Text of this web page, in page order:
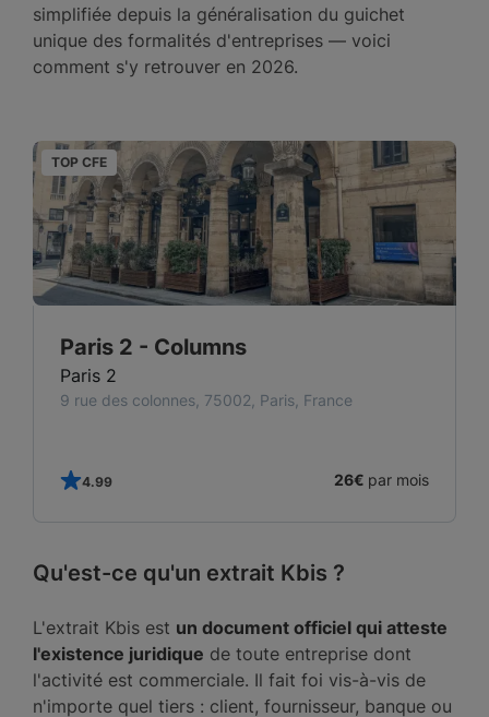
simplifiée depuis la généralisation du guichet
unique des formalités d'entreprises — voici
comment s'y retrouver en 2026.
TOP CFE
Paris 2 - Columns
Paris 2
9 rue des colonnes, 75002, Paris, France
4.99 26€ par mois
Qu'est-ce qu'un extrait Kbis ?
L'extrait Kbis est un document officiel qui atteste
l'existence juridique de toute entreprise dont
l'activité est commerciale. Il fait foi vis-à-vis de
n'importe quel tiers : client, fournisseur, banque ou